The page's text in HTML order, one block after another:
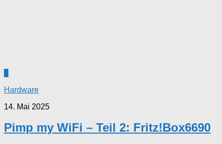
Hardware
14. Mai 2025
Pimp my WiFi – Teil 2: Fritz!Box6690